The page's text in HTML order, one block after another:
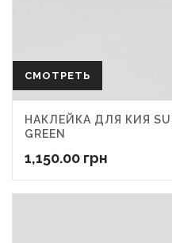
СМОТРЕТЬ
НАКЛЕЙКА ДЛЯ КИЯ
GREEN
1,150.00 грн